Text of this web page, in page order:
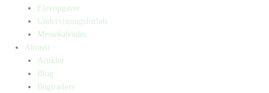
Elevopgaver
Undervisningsforløb
Messekalender
Aktuelt
Artikler
Blog
Bogtrailere